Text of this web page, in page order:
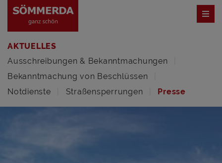
AKTUELLES
Ausschreibungen & Bekanntmachungen
Bekanntmachung von Beschlüssen
Notdienste
Straßensperrungen Presse